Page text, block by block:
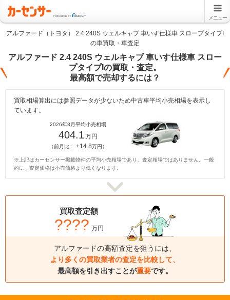
メニュー
アルファード（トヨタ） 2.4 240S ウェルキャブ 車いす仕様車 スロープタイプI
の車買取・車査定
アルファード 2.4 240S ウェルキャブ 車いす仕様車 スロー
プタイプIの買取・査定。
最高額で売却するには？
買取相場算出には参照データが少ないため中古車平均小売相場を表示し
ています。
2026年8月平均小売相場
404.1 万円
（前月比： +14.8万円）
※上記はカーセンサー掲載物件の平均小売相場であり、査定相場ではありません。一般
的に、査定価格は小売価格より低くなります。
買取査定額
???? 万円
アルファードの高額査定を狙うには、
より多くの買取業者の査定を比較して、
最高額を引き出すことが重要です。